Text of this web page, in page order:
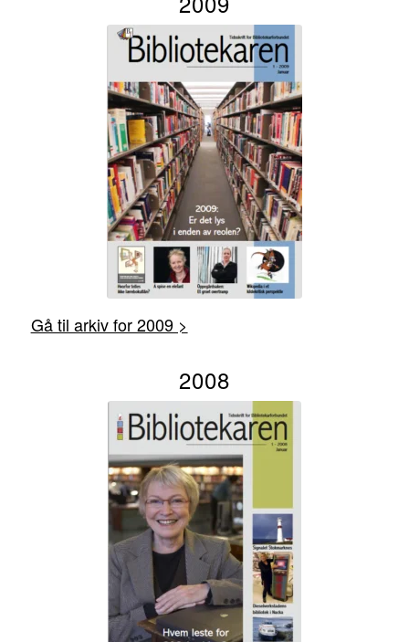
Gå til arkiv for 2009 >
2008